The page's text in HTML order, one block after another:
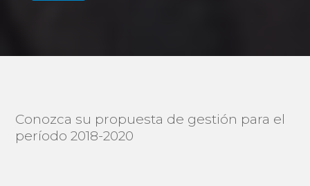
Conozca su propuesta de gestión para el
período 2018-2020